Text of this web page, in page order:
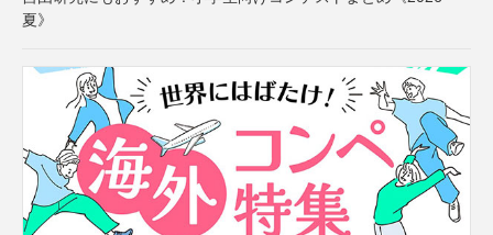
夏》